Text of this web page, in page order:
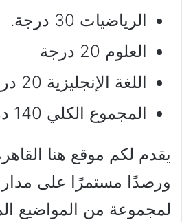
الرياضيات 30 درجة.
العلوم 20 درجة
اللغة الإنجليزية 20 درجة.
المجموع الكلي 140 درجة.
يقدم لكم موقع هنا
لمجموعة من المواضيع